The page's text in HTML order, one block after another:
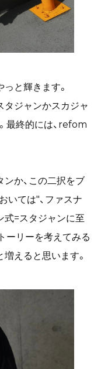
と輝きます。
タジャンかスカジャ
最終的には、refom
か、この二択をブ
いては"、ファスナ
式=スタジャンに至
ーリーを考えてみる
えると思います。